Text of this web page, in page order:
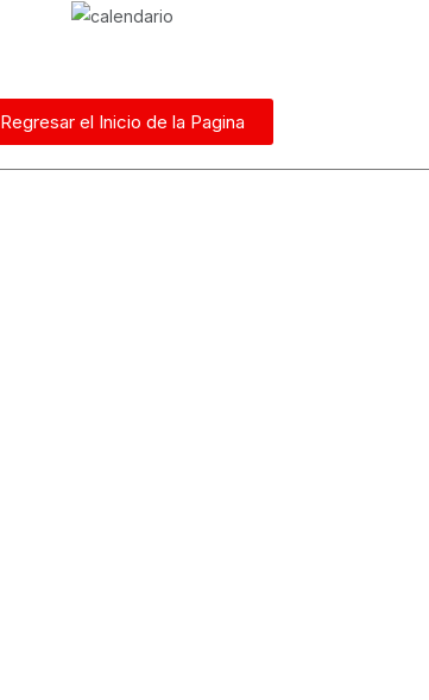
Regresar el Inicio de la Pagina